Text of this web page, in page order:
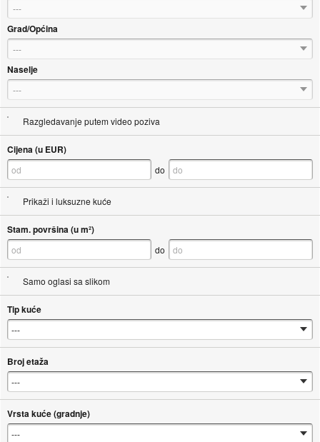
---
Grad/Općina
---
Naselje
---
Razgledavanje putem video poziva
Cijena (u EUR)
do
Prikaži i luksuzne kuće
Stam. površina (u m²)
do
Samo oglasi sa slikom
Tip kuće
Broj etaža
Vrsta kuće (gradnje)